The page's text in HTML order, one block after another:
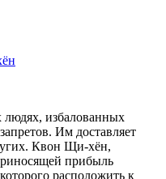
людях, избалованных
Им доставляет
Квон Щи-хён,
прибыль
расположить к